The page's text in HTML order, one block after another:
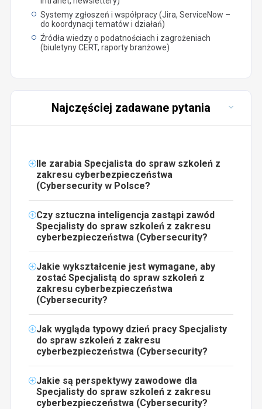
Systemy zgłoszeń i współpracy (Jira, ServiceNow –
do koordynacji tematów i działań)
Źródła wiedzy o podatnościach i zagrożeniach
(biuletyny CERT, raporty branżowe)
Najczęściej zadawane pytania
Ile zarabia Specjalista do spraw szkoleń z
zakresu cyberbezpieczeństwa
(Cybersecurity w Polsce?
Czy sztuczna inteligencja zastąpi zawód
Specjalisty do spraw szkoleń z zakresu
cyberbezpieczeństwa (Cybersecurity?
Jakie wykształcenie jest wymagane, aby
zostać Specjalistą do spraw szkoleń z
zakresu cyberbezpieczeństwa
(Cybersecurity?
Jak wygląda typowy dzień pracy Specjalisty
do spraw szkoleń z zakresu
cyberbezpieczeństwa (Cybersecurity?
Jakie są perspektywy zawodowe dla
Specjalisty do spraw szkoleń z zakresu
cyberbezpieczeństwa (Cybersecurity?